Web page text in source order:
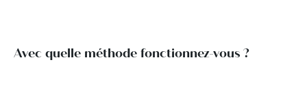
Avec quelle méthode fonctionnez-vous ?